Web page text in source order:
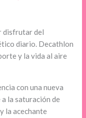
disfrutar del
diario. Decathlon
y la vida al aire
con una nueva
a la saturación de
la acechante